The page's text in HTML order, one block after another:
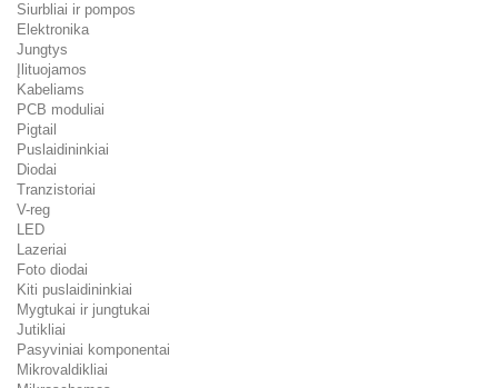
Siurbliai ir pompos
Elektronika
Jungtys
Įlituojamos
Kabeliams
PCB moduliai
Pigtail
Puslaidininkiai
Diodai
Tranzistoriai
V-reg
LED
Lazeriai
Foto diodai
Kiti puslaidininkiai
Mygtukai ir jungtukai
Jutikliai
Pasyviniai komponentai
Mikrovaldikliai